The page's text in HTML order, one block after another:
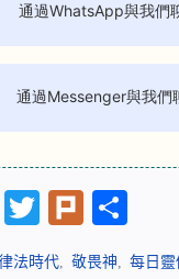
通過WhatsApp與我們
通過Messenger與我們
WhatsApp
Twitter
Plurk
享
法時代 敬畏神 每日靈